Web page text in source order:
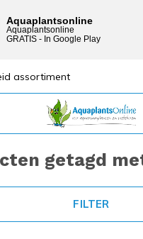
assortiment
getagd
FILTER
Aquaplantsonline
Aquaplantsonline
GRATIS - In Google Play